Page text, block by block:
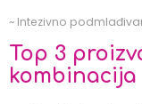
~ Intezivno
Top 3